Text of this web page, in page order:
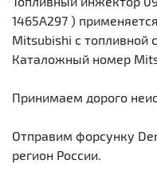
1465А297 )
Mitsubishi с топливной
Каталожный номер
Принимаем дорого
Отправим форсунку
регион России.